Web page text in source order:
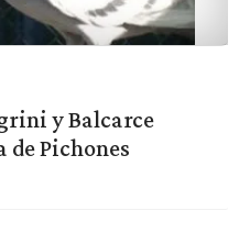
y Balcarce
Pichones